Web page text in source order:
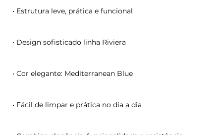
• Estrutura leve, prática e funcional
• Design sofisticado linha Riviera
• Cor elegante: Mediterranean Blue
• Fácil de limpar e prática no dia a dia